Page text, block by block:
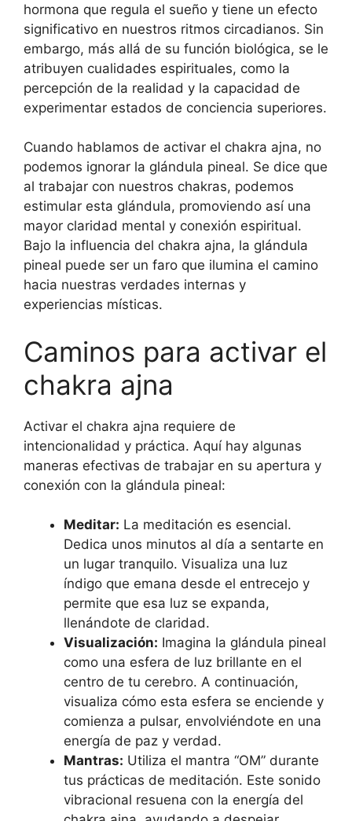
hormona que regula el sueño y tiene un efecto
significativo en nuestros ritmos circadianos. Sin
embargo, más allá de su función biológica, se le
atribuyen cualidades espirituales, como la
percepción de la realidad y la capacidad de
experimentar estados de conciencia superiores.
Cuando hablamos de activar el chakra ajna, no
podemos ignorar la glándula pineal. Se dice que
al trabajar con nuestros chakras, podemos
estimular esta glándula, promoviendo así una
mayor claridad mental y conexión espiritual.
Bajo la influencia del chakra ajna, la glándula
pineal puede ser un faro que ilumina el camino
hacia nuestras verdades internas y
experiencias místicas.
Caminos para activar el
chakra ajna
Activar el chakra ajna requiere de
intencionalidad y práctica. Aquí hay algunas
maneras efectivas de trabajar en su apertura y
conexión con la glándula pineal:
Meditar: La meditación es esencial.
Dedica unos minutos al día a sentarte en
un lugar tranquilo. Visualiza una luz
índigo que emana desde el entrecejo y
permite que esa luz se expanda,
llenándote de claridad.
Visualización: Imagina la glándula pineal
como una esfera de luz brillante en el
centro de tu cerebro. A continuación,
visualiza cómo esta esfera se enciende y
comienza a pulsar, envolviéndote en una
energía de paz y verdad.
Mantras: Utiliza el mantra “OM” durante
tus prácticas de meditación. Este sonido
vibracional resuena con la energía del